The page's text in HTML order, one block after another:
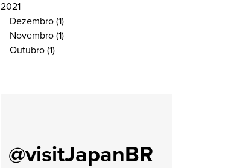
2021
Dezembro (1)
Novembro (1)
Outubro (1)
@visitJapanBR